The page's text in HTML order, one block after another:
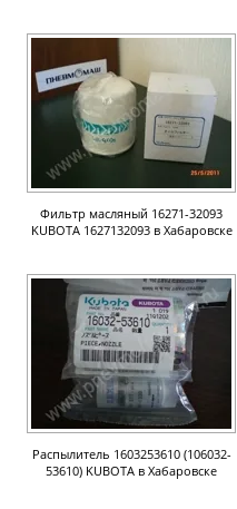
Фильтр масляный 16271-32093
KUBOTA 1627132093 в Хабаровске
Распылитель 1603253610 (106032-
53610) KUBOTA в Хабаровске